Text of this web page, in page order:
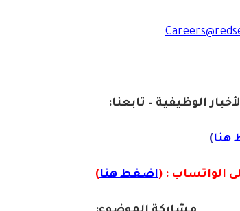
الوظيفية – تابعنا:
)
الواتساب : (اضغط هنا)